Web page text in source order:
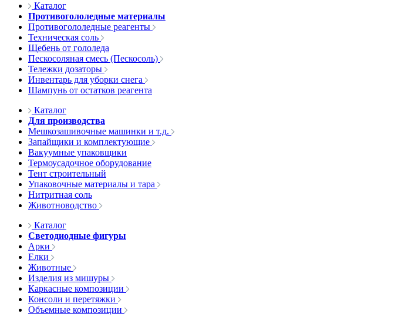
Каталог
Противогололедные материалы
Противогололедные реагенты
Техническая соль
Щебень от гололеда
Пескосоляная смесь (Пескосоль)
Тележки дозаторы
Инвентарь для уборки снега
Шампунь от остатков реагента
Каталог
Для производства
Мешкозашивочные машинки и т.д.
Запайщики и комплектующие
Вакуумные упаковщики
Термоусадочное оборудование
Тент строительный
Упаковочные материалы и тара
Нитритная соль
Животноводство
Каталог
Светодиодные фигуры
Арки
Елки
Животные
Изделия из мишуры
Каркасные композиции
Консоли и перетяжки
Объемные композиции